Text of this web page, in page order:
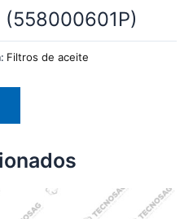
(558000601P)
Filtros de aceite